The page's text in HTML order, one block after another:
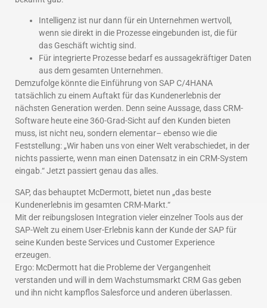
Intelligenz ist nur dann für ein Unternehmen wertvoll,
wenn sie direkt in die Prozesse eingebunden ist, die für
das Geschäft wichtig sind.
Für integrierte Prozesse bedarf es aussagekräftiger Daten
aus dem gesamten Unternehmen.
Demzufolge könnte die Einführung von SAP C/4HANA
tatsächlich zu einem Auftakt für das Kundenerlebnis der
nächsten Generation werden. Denn seine Aussage, dass CRM-
Software heute eine 360-Grad-Sicht auf den Kunden bieten
muss, ist nicht neu, sondern elementar– ebenso wie die
Feststellung: „Wir haben uns von einer Welt verabschiedet, in der
nichts passierte, wenn man einen Datensatz in ein CRM-System
eingab.“ Jetzt passiert genau das alles.
SAP, das behauptet McDermott, bietet nun „das beste
Kundenerlebnis im gesamten CRM-Markt.“
Mit der reibungslosen Integration vieler einzelner Tools aus der
SAP-Welt zu einem User-Erlebnis kann der Kunde der SAP für
seine Kunden beste Services und Customer Experience
erzeugen.
Ergo: McDermott hat die Probleme der Vergangenheit
verstanden und will in dem Wachstumsmarkt CRM Gas geben
und ihn nicht kampflos Salesforce und anderen überlassen.